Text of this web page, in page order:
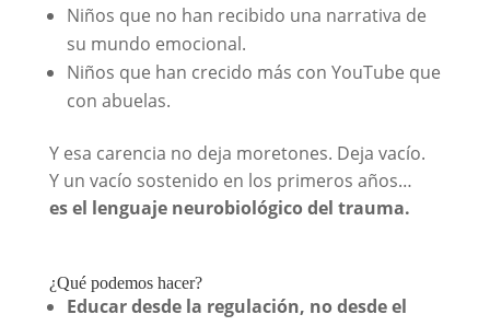
Niños que no han recibido una narrativa de
su mundo emocional.
Niños que han crecido más con YouTube que
con abuelas.
Y esa carencia no deja moretones. Deja vacío.
Y un vacío sostenido en los primeros años…
es el lenguaje neurobiológico del trauma.
¿Qué podemos hacer?
Educar desde la regulación, no desde el